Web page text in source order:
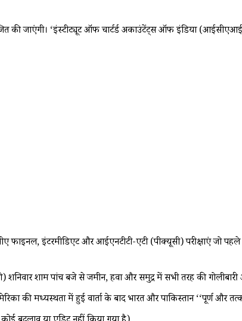
जाएंगी। ‘इंस्टीट्यूट ऑफ चार्टर्ड अकाउंटेंट्स ऑफ इंडिया
फाइनल, इंटरमीडिएट और आईएनटीटी-एटी (पीक्यूसी) परीक्षाएं जो
शाम पांच बजे से जमीन, हवा और समुद्र में सभी तरह की
की मध्यस्थता में हुई वार्ता के बाद भारत और पाकिस्तान ‘‘पूर्ण और